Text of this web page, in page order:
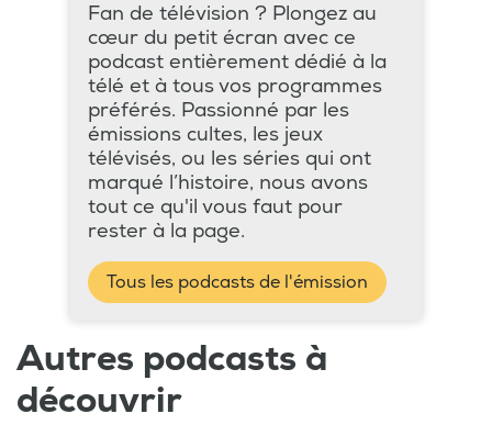
Fan de télévision ? Plongez au
cœur du petit écran avec ce
podcast entièrement dédié à la
télé et à tous vos programmes
préférés. Passionné par les
émissions cultes, les jeux
télévisés, ou les séries qui ont
marqué l’histoire, nous avons
tout ce qu'il vous faut pour
rester à la page.
Tous les podcasts de l'émission
Autres podcasts à
découvrir